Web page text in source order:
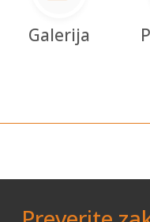
Galerija